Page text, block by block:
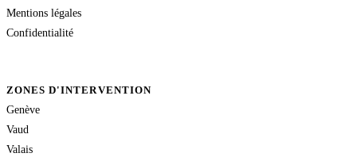
Mentions légales
Confidentialité
ZONES D'INTERVENTION
Genève
Vaud
Valais